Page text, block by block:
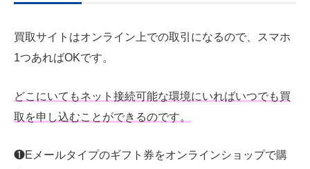
買取サイトはオンライン上での取引になるので、スマホ
1つあればOKです。
どこにいてもネット接続可能な環境にいればいつでも買
取を申し込むことができるのです。
❶Eメールタイプのギフト券をオンラインショップで購